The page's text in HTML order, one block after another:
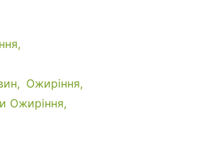
Ожиріння
Ожиріння